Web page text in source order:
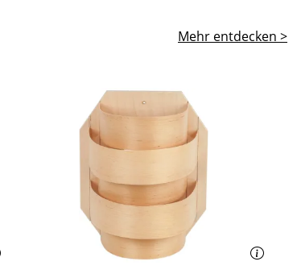
Mehr entdecken >